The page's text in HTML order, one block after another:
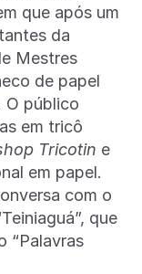
que após um
da
Mestres
de papel
O público
em tricô
Tricotin e
em papel.
com o
que
“Palavras